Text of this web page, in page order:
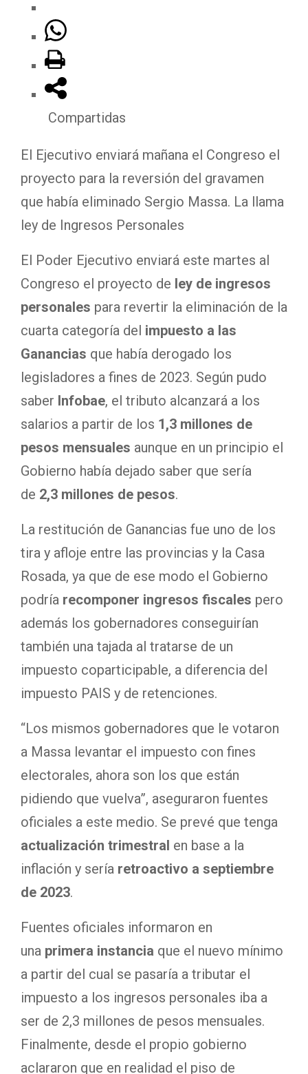
Compartidas
El Ejecutivo enviará mañana el Congreso el
proyecto para la reversión del gravamen
que había eliminado Sergio Massa. La llama
ley de Ingresos Personales
El Poder Ejecutivo enviará este martes al
Congreso el proyecto de ley de ingresos
personales para revertir la eliminación de la
cuarta categoría del impuesto a las
Ganancias que había derogado los
legisladores a fines de 2023. Según pudo
saber Infobae, el tributo alcanzará a los
salarios a partir de los 1,3 millones de
pesos mensuales aunque en un principio el
Gobierno había dejado saber que sería
de 2,3 millones de pesos.
La restitución de Ganancias fue uno de los
tira y afloje entre las provincias y la Casa
Rosada, ya que de ese modo el Gobierno
podría recomponer ingresos fiscales pero
además los gobernadores conseguirían
también una tajada al tratarse de un
impuesto coparticipable, a diferencia del
impuesto PAIS y de retenciones.
“Los mismos gobernadores que le votaron
a Massa levantar el impuesto con fines
electorales, ahora son los que están
pidiendo que vuelva”, aseguraron fuentes
oficiales a este medio. Se prevé que tenga
actualización trimestral en base a la
inflación y sería retroactivo a septiembre
de 2023.
Fuentes oficiales informaron en
una primera instancia que el nuevo mínimo
a partir del cual se pasaría a tributar el
impuesto a los ingresos personales iba a
ser de 2,3 millones de pesos mensuales.
Finalmente, desde el propio gobierno
aclararon que en realidad el piso de